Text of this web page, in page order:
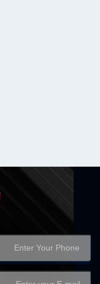
الاتصال